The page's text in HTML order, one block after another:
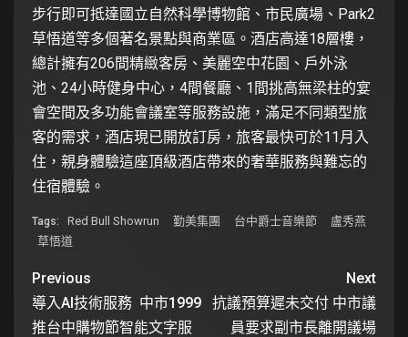
步行即可抵達國立自然科學博物館、市民廣場、Park2
草悟道等多個著名景點與商業區。酒店高達18層樓，
總計擁有206間精緻客房、美麗空中花園、戶外泳
池、24小時健身中心，4間餐廳、1間挑高無梁柱的宴
會空間及多功能會議室等服務設施，滿足不同類型旅
客的需求，酒店現已開放訂房，旅客最快可於11月入
住，親身體驗這座頂級酒店帶來的奢華服務與難忘的
住宿體驗。
Tags: Red Bull Showrun 勤美集團 台中爵士音樂節
盧秀燕
草悟道
Previous
導入AI技術服務 中市1999
推台中購物節智能文字服
Next
抗議預算遲未交付 中市議
員要求副市長離開議場